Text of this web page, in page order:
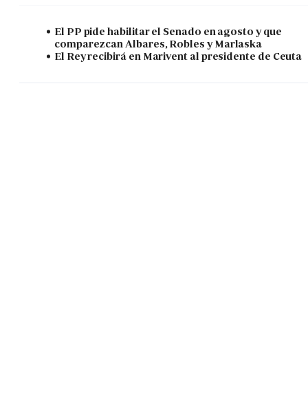
El PP pide habilitar el Senado en agosto y que
comparezcan Albares, Robles y Marlaska
El Rey recibirá en Marivent al presidente de Ceuta